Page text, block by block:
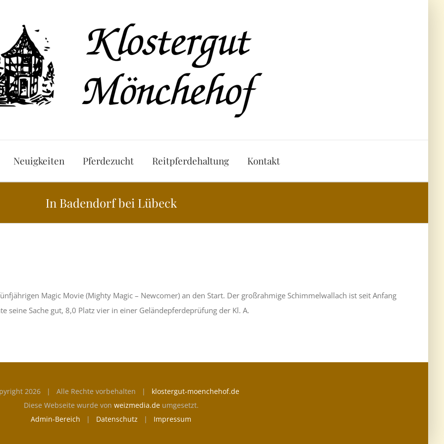
Neuigkeiten Pferdezucht Reitpferdehaltung Kontakt
In Badendorf bei Lübeck
Magic Movie (Mighty Magic – Newcomer) an den Start. Der großrahmige Schimmelwallach ist seit Anfang
seine Sache gut, 8,0 Platz vier in einer Geländepferdeprüfung der Kl. A.
2026 | Alle Rechte vorbehalten | klostergut-moenchehof.de
Diese Webseite wurde von weizmedia.deumgesetzt.
Admin-Bereich | Datenschutz | Impressum